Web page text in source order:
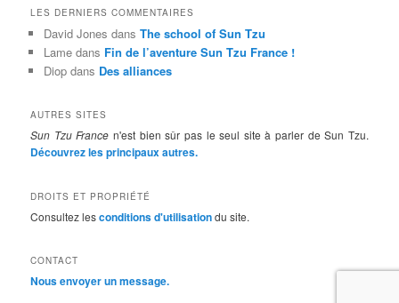
LES DERNIERS COMMENTAIRES
David Jones dansThe school of Sun Tzu
Lame dans Fin de l’aventure Sun Tzu France !
Diop dans Des alliances
AUTRES SITES
Sun Tzu France n'est bien sûr pas le seul site à parler de Sun Tzu.
Découvrez les principaux autres.
DROITS ET PROPRIÉTÉ
Consultez lesconditions d'utilisationdu site.
CONTACT
Nous envoyer un message.